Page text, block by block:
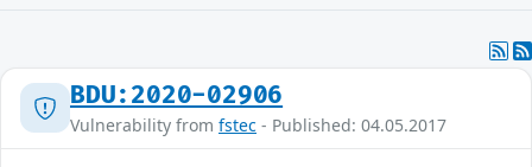
BDU:2020-02906
Vulnerability from fstec - Published: 04.05.2017